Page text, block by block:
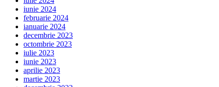
iunie 2024
februarie 2024
ianuarie 2024
decembrie 2023
octombrie 2023
iulie 2023
iunie 2023
aprilie 2023
martie 2023